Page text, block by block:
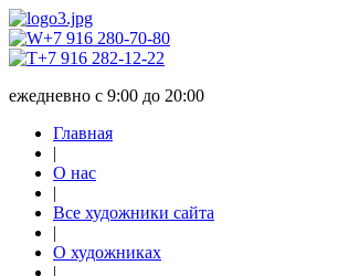
+7 916 280-70-80
+7 916 282-12-22
ежедневно с 9:00 до 20:00
Главная
|
О нас
|
Все художники сайта
|
О художниках
|